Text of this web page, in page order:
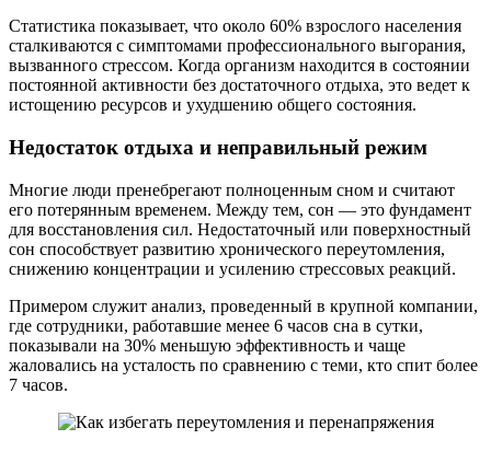
Статистика показывает, что около 60% взрослого населения
сталкиваются с симптомами профессионального выгорания,
вызванного стрессом. Когда организм находится в состоянии
постоянной активности без достаточного отдыха, это ведет к
истощению ресурсов и ухудшению общего состояния.
Недостаток отдыха и неправильный режим
Многие люди пренебрегают полноценным сном и считают
его потерянным временем. Между тем, сон — это фундамент
для восстановления сил. Недостаточный или поверхностный
сон способствует развитию хронического переутомления,
снижению концентрации и усилению стрессовых реакций.
Примером служит анализ, проведенный в крупной компании,
где сотрудники, работавшие менее 6 часов сна в сутки,
показывали на 30% меньшую эффективность и чаще
жаловались на усталость по сравнению с теми, кто спит более
7 часов.